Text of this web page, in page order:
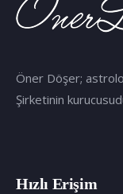
Öner Döşer;
Şirketinin
Hızlı Erişim